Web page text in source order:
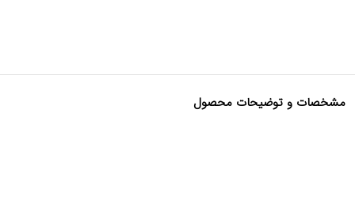
مشخصات و توضیحات محصول